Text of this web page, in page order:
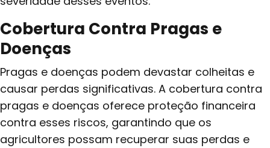
Cobertura Contra Pragas e
Doenças
Pragas e doenças podem devastar colheitas e
causar perdas significativas. A cobertura contra
pragas e doenças oferece proteção financeira
contra esses riscos, garantindo que os
agricultores possam recuperar suas perdas e